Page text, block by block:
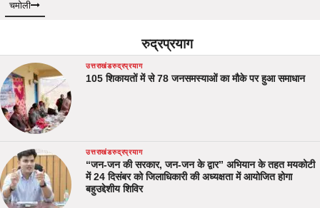
चमोली
रुद्रप्रयाग
उत्तराखंडरुद्रप्रयाग
105 शिकायतों में से 78 जनसमस्याओं का मौके पर हुआ समाधान
उत्तराखंडरुद्रप्रयाग
“जन-जन की सरकार, जन-जन के द्वार” अभियान के तहत मयकोटी
में 24 दिसंबर को जिलाधिकारी की अध्यक्षता में आयोजित होगा
बहुउद्देशीय शिविर